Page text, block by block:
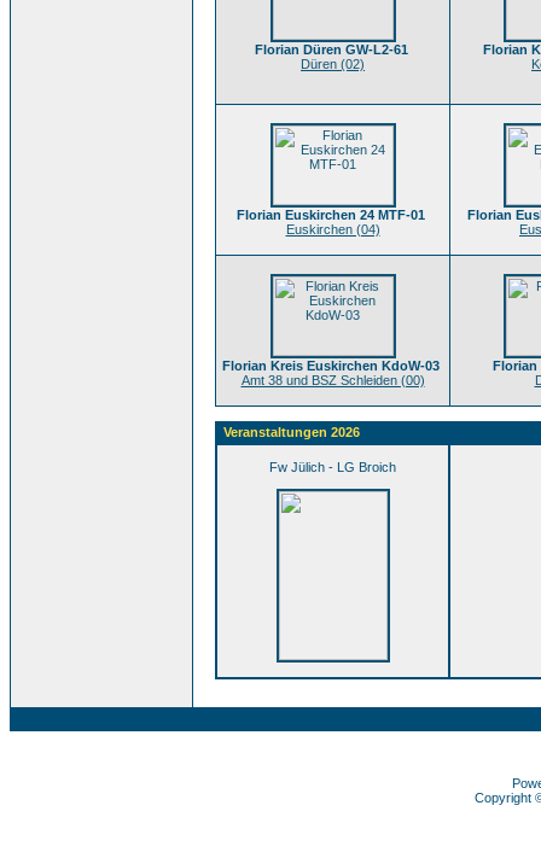
Florian Düren GW-L2-61
Düren (02)
Florian
Florian Euskirchen 24 MTF-01
Euskirchen (04)
Florian
Florian Kreis Euskirchen KdoW-03
Amt 38 und BSZ Schleiden (00)
Florian
Veranstaltungen 2026
Fw Jülich - LG Broich
Copyright